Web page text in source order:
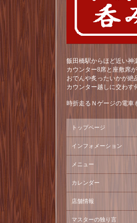
飯田橋駅からほど近い
カウンター8席と座敷席
おでんや炙ったいかが絶
カウンター越しに交わす
時折走るＮゲージの電車
トップページ
インフォメーション
メニュー
カレンダー
店舗情報
マスターの独り言